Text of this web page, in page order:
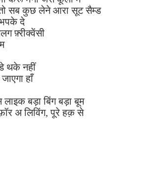
सब कुछ लेने आरा सूट सैम्ड
दे
फ़्रीक्वेंसी
थके नहीं
हाँ
बड़ा बिंग बड़ा बूम
अ लिविंग, पूरे हक़ से